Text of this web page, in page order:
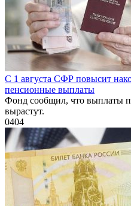
С 1 августа СФР повысит
пенсионные выплаты
Фонд сообщил, что выплаты
вырастут.
0404